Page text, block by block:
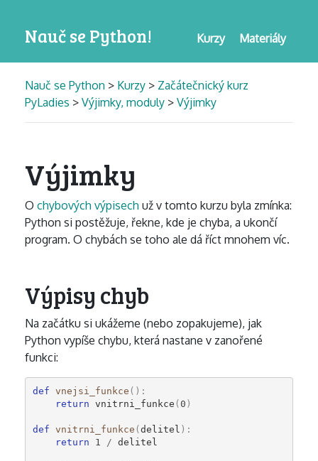
Nauč se Python! Materiály
Kurzy
Nauč se Python > Kurzy > Začátečnický kurz
PyLadies > Výjimky, moduly > Výjimky
Výjimky
O chybových výpisech už v tomto kurzu byla zmínka:
Python si postěžuje, řekne, kde je chyba, a ukončí
program. O chybách se toho ale dá říct mnohem víc.
Výpisy chyb
Na začátku si ukážeme (nebo zopakujeme), jak
Python vypíše chybu, která nastane v zanořené
funkci:
def vnejsi_funkce ():
return vnitrni_funkce (0 )
def vnitrni_funkce (delitel ):
return
1 / delitel